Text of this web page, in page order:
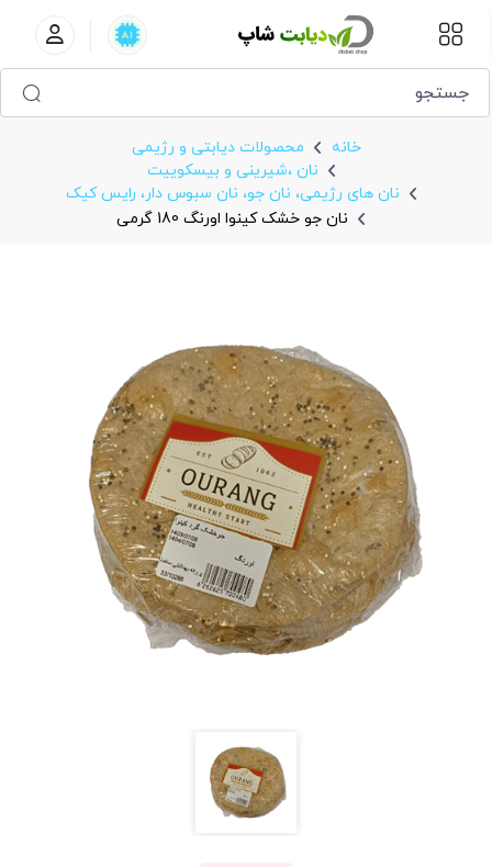
خانه
محصولات دیابتی و رژیمی
نان ،شیرینی و بیسکويیت
نان های رژیمی، نان جو، نان سبوس دار، رایس کیک
نان جو خشک کینوا اورنگ 180 گرمی